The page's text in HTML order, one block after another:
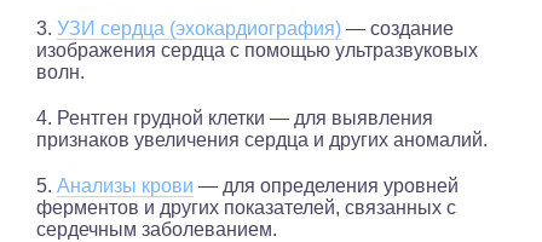
3. УЗИ сердца (эхокардиография) — создание
изображения сердца с помощью ультразвуковых
волн.
4. Рентген грудной клетки — для выявления
признаков увеличения сердца и других аномалий.
5. Анализы крови — для определения уровней
ферментов и других показателей, связанных с
сердечным заболеванием.